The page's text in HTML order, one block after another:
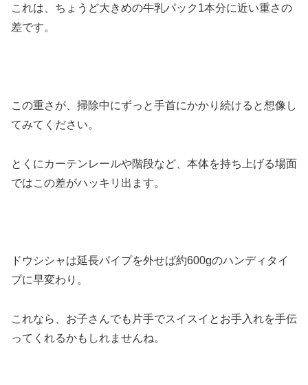
これは、ちょうど大きめの牛乳パック1本分に近い重さの
差です。
この重さが、掃除中にずっと手首にかかり続けると想像し
てみてください。
とくにカーテンレールや階段など、本体を持ち上げる場面
ではこの差がハッキリ出ます。
ドウシシャは延長パイプを外せば約600gのハンディタイ
プに早変わり。
これなら、お子さんでも片手でスイスイとお手入れを手伝
ってくれるかもしれませんね。